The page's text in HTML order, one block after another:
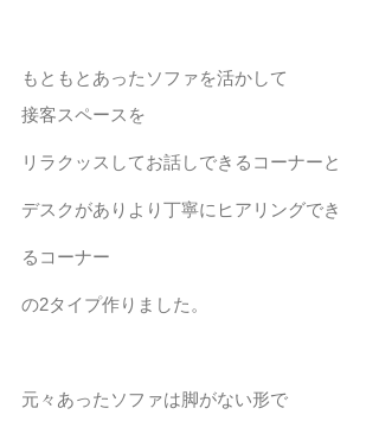
もともとあったソファを活かして
接客スペースを
リラクッスしてお話しできるコーナーと
デスクがありより丁寧にヒアリングでき
るコーナー
の2タイプ作りました。
元々あったソファは脚がない形で